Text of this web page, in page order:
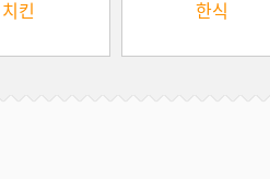
치킨 한식